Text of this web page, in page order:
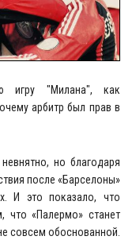
игру "Милана", как
арбитр был прав в
но благодаря
после «Барселоны»
И это показало, что
что «Палермо» станет
совсем обоснованной.